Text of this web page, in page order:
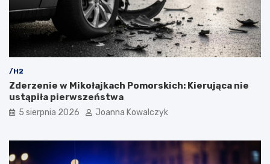
/H2
Zderzenie w Mikołajkach Pomorskich: Kierująca nie
ustąpiła pierwszeństwa
5 sierpnia 2026 Joanna Kowalczyk